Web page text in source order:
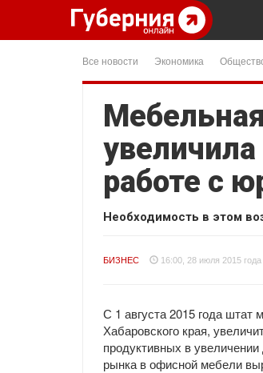
Все новости Экономика
работе с
Необходимость в этом
БИЗНЕС 16:00, 28 июля 2015 года
С 1 августа 2015 года штат
Хабаровского края,
продуктивных в
рынка в офисной мебели